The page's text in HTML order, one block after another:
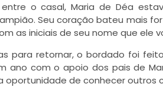
o casal, Maria de Déa
Seu coração bateu mais
as iniciais de seu nome que ele
para retornar, o bordado foi
ano com o apoio dos pais de
oportunidade de conhecer